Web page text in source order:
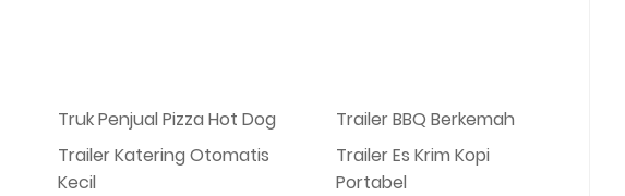
Truk Penjual Pizza Hot Dog
Trailer BBQ Berkemah
Trailer Katering Otomatis
Kecil
Trailer Es Krim Kopi
Portabel